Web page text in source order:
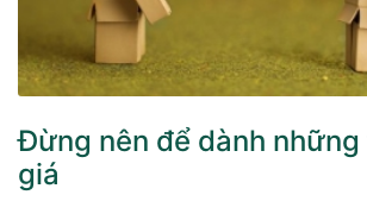
Đừng nên để dành
giá